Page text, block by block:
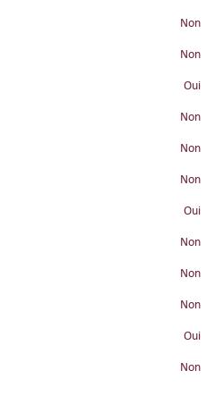
non
non
oui
non
non
non
oui
non
non
non
oui
non